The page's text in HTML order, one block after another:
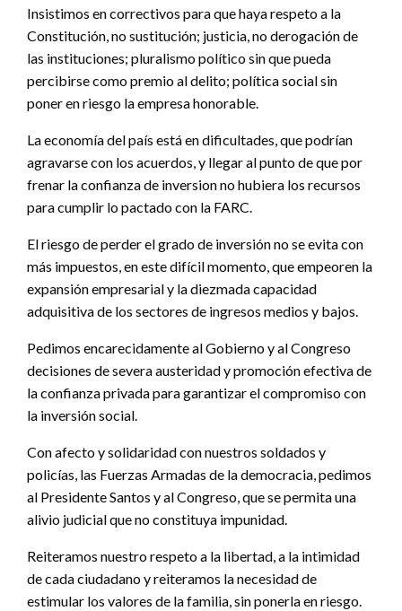
Insistimos en correctivos para que haya respeto a la
Constitución, no sustitución; justicia, no derogación de
las instituciones; pluralismo político sin que pueda
percibirse como premio al delito; política social sin
poner en riesgo la empresa honorable.
La economía del país está en dificultades, que podrían
agravarse con los acuerdos, y llegar al punto de que por
frenar la confianza de inversion no hubiera los recursos
para cumplir lo pactado con la FARC.
El riesgo de perder el grado de inversión no se evita con
más impuestos, en este difícil momento, que empeoren la
expansión empresarial y la diezmada capacidad
adquisitiva de los sectores de ingresos medios y bajos.
Pedimos encarecidamente al Gobierno y al Congreso
decisiones de severa austeridad y promoción efectiva de
la confianza privada para garantizar el compromiso con
la inversión social.
Con afecto y solidaridad con nuestros soldados y
policías, las Fuerzas Armadas de la democracia, pedimos
al Presidente Santos y al Congreso, que se permita una
alivio judicial que no constituya impunidad.
Reiteramos nuestro respeto a la libertad, a la intimidad
de cada ciudadano y reiteramos la necesidad de
estimular los valores de la familia, sin ponerla en riesgo.